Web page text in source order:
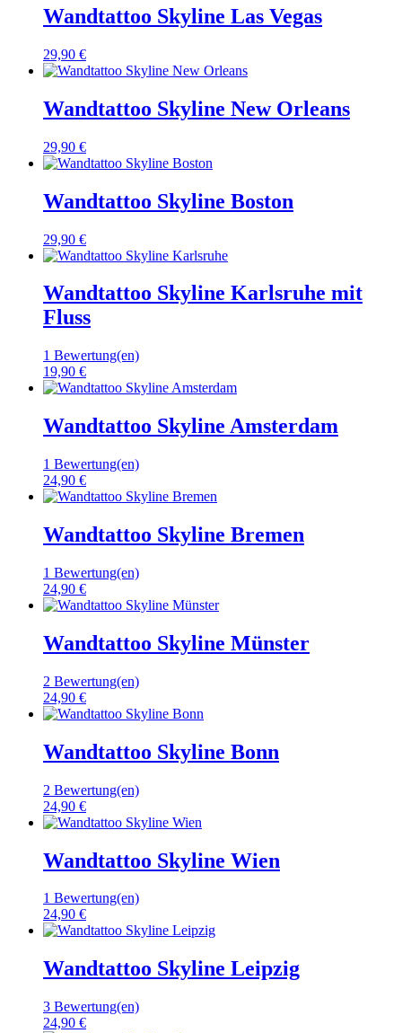
Wandtattoo Skyline Las Vegas
29,90 €
Wandtattoo Skyline New Orleans
29,90 €
Wandtattoo Skyline Boston
29,90 €
Wandtattoo Skyline Karlsruhe mit
Fluss
1 Bewertung(en)
19,90 €
Wandtattoo Skyline Amsterdam
1 Bewertung(en)
24,90 €
Wandtattoo Skyline Bremen
1 Bewertung(en)
24,90 €
Wandtattoo Skyline Münster
2 Bewertung(en)
24,90 €
Wandtattoo Skyline Bonn
2 Bewertung(en)
24,90 €
Wandtattoo Skyline Wien
1 Bewertung(en)
24,90 €
Wandtattoo Skyline Leipzig
3 Bewertung(en)
24,90 €